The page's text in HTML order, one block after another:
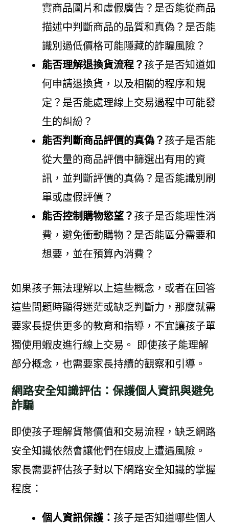
實商品圖片和虛假廣告？是否能從商品
描述中判斷商品的品質和真偽？是否能
識別過低價格可能隱藏的詐騙風險？
能否理解退換貨流程？孩子是否知道如
何申請退換貨，以及相關的程序和規
定？是否能處理線上交易過程中可能發
生的糾紛？
能否判斷商品評價的真偽？孩子是否能
從大量的商品評價中篩選出有用的資
訊，並判斷評價的真偽？是否能識別刷
單或虛假評價？
能否控制購物慾望？孩子是否能理性消
費，避免衝動購物？是否能區分需要和
想要，並在預算內消費？
如果孩子無法理解以上這些概念，或者在回答
這些問題時顯得迷茫或缺乏判斷力，那麼就需
要家長提供更多的教育和指導，不宜讓孩子單
獨使用蝦皮進行線上交易。 即使孩子能理解
部分概念，也需要家長持續的觀察和引導。
網路安全知識評估：保護個人資訊與避免
詐騙
即使孩子理解貨幣價值和交易流程，缺乏網路
安全知識依然會讓他們在蝦皮上遭遇風險。
家長需要評估孩子對以下網路安全知識的掌握
程度：
個人資訊保護： 孩子是否知道哪些個人